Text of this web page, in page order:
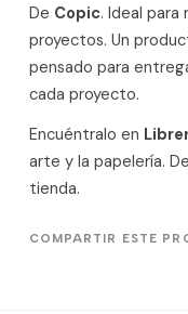
De Copic. Ideal para
proyectos. Un
pensado para
cada proyecto.
Encuéntralo en
arte y la papelería.
tienda.
COMPARTIR ESTE